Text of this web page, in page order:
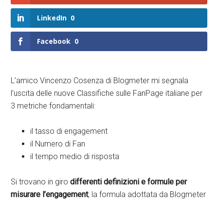
LinkedIn 0
Facebook 0
L’amico Vincenzo Cosenza di Blogmeter mi segnala
l’uscita delle nuove Classifiche sulle FanPage italiane per
3 metriche fondamentali:
il tasso di engagement
il Numero di Fan
il tempo medio di risposta
Si trovano in girodifferenti definizioni e formule per
misurare l’engagement; la formula adottata da Blogmeter